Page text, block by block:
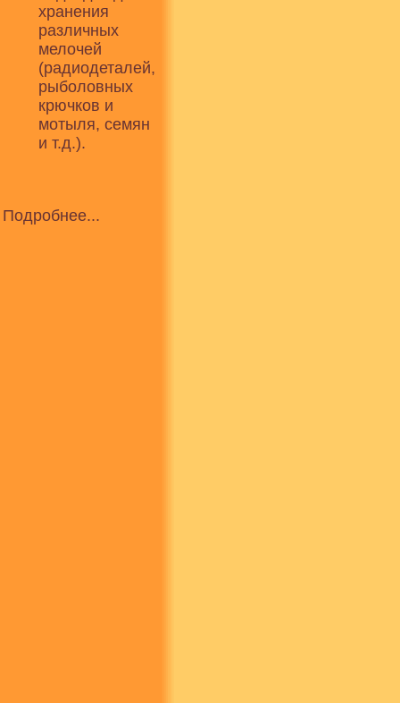
хранения
различных
мелочей
(радиодеталей,
рыболовных
крючков и
мотыля, семян
и т.д.).
Подробнее...